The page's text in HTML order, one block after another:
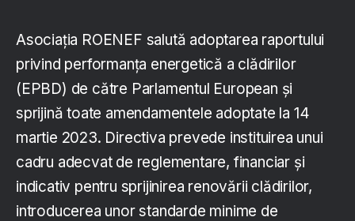
Asociaţia ROENEF salută adoptarea raportului
privind performanța energetică a clădirilor
(EPBD) de către Parlamentul European și
sprijină toate amendamentele adoptate la 14
martie 2023. Directiva prevede instituirea unui
cadru adecvat de reglementare, financiar și
indicativ pentru sprijinirea renovării clădirilor,
introducerea unor standarde minime de